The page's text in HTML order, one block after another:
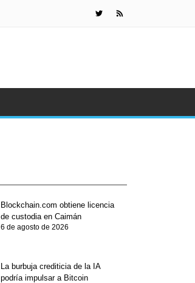
Blockchain.com obtiene licencia
de custodia en Caimán
6 de agosto de 2026
La burbuja crediticia de la IA
podría impulsar a Bitcoin